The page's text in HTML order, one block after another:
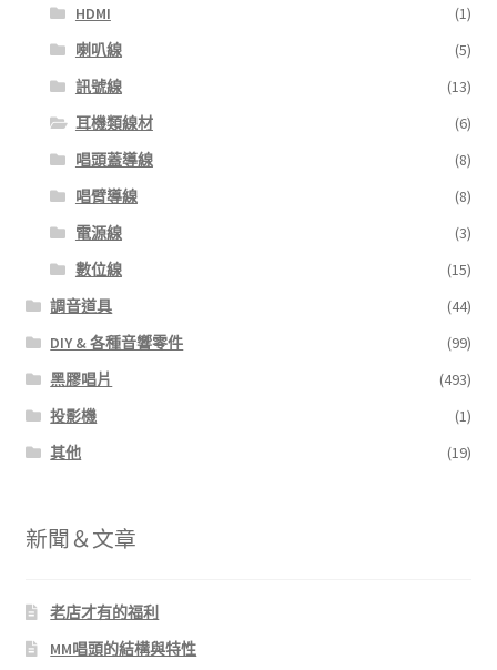
HDMI
(1)
喇叭線
(5)
訊號線
(13)
耳機類線材
(6)
唱頭蓋導線
(8)
唱臂導線
(8)
電源線
(3)
數位線
(15)
調音道具
(44)
DIY & 各種音響零件
(99)
黑膠唱片
(493)
投影機
(1)
其他
(19)
新聞＆文章
老店才有的福利
MM唱頭的結構與特性